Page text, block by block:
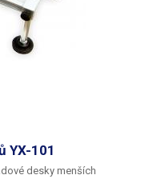
YX-101
desky menších